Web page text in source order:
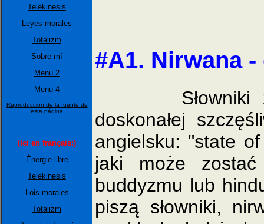
Telekinesis
Leyes morales
Totalizm
Sobre mí
Menu 2
Menu 4
Reproducción de la fuente de
esta página
(Ici en français:)
Énergie libre
Telekinesis
Lois morales
Totalizm
#A1. Nirwana
Słowniki
doskonałej
angielsku: "state
jaki może zostać
buddyzmu lub
piszą słowniki,